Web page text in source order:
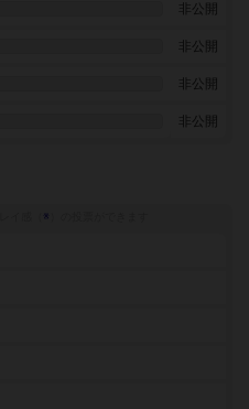
非公開
非公開
非公開
非公開
※